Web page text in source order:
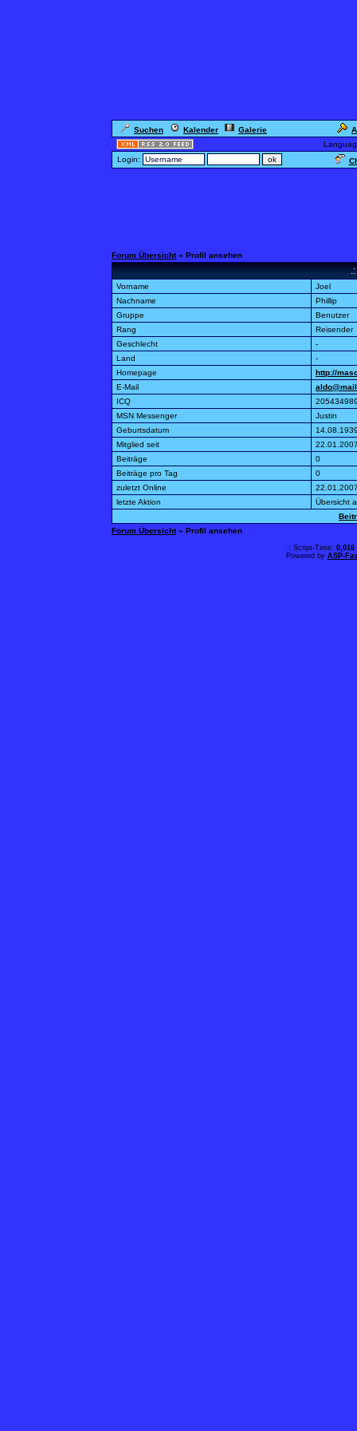
Suchen Kalender Galerie
Login:
Forum Übersicht» Profil ansehen
Vorname
Joel
Nachname
Phillip
Gruppe
Benutzer
Rang
Reisender
Geschlecht
-
Land
-
Homepage
http://
E-Mail
ICQ
MSN Messenger
Justin
Geburtsdatum
Mitglied seit
Beiträge
0
Beiträge pro Tag
0
zuletzt Online
letzte Aktion
Übersicht
Forum Übersicht» Profil ansehen
.: Script-Time: 0,016
Powered by ASP-